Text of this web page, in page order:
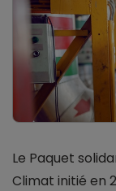
Le Paquet
Climat initié en